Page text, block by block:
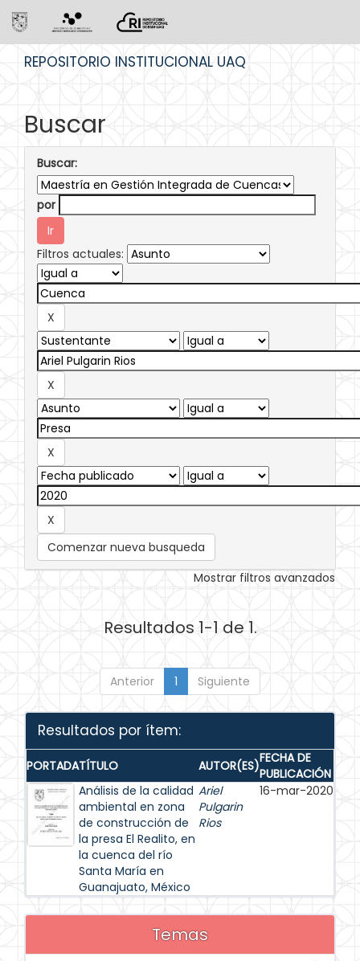
REPOSITORIO INSTITUCIONAL UAQ
Buscar
Buscar:
por
Filtros actuales:
Comenzar nueva busqueda
Mostrar filtros avanzados
Resultados 1-1 de 1.
Anterior 1 Siguiente
Resultados por ítem:
PORTADATÍTULO AUTOR(ES)FECHA DE
PUBLICACIÓN
Análisis de la calidad
ambiental en zona
de construcción de
la presa El Realito, en
la cuenca del río
Santa María en
Guanajuato, México
Ariel
Pulgarin
Rios
16-mar-2020
Temas